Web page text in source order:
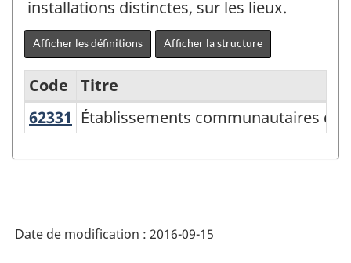
installations distinctes, sur les lieux.
Afficher les définitions Afficher la structure
Variante
Code
Titre
62331 Établissements communautaires
Établissements communautaires de
Date de modification : 2016-09-15